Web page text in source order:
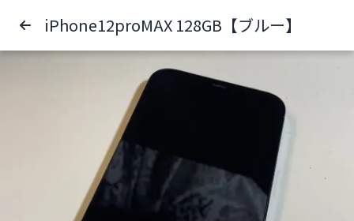
iPhone12proMAX 128GB【ブルー】